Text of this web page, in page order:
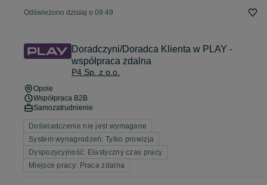
Odświeżono dzisiaj o 09:49
Doradczyni/Doradca Klienta w PLAY -
współpraca zdalna
P4 Sp. z o.o.
Opole
Współpraca B2B
Samozatrudnienie
Doświadczenie nie jest wymagane
System wynagrodzeń: Tylko prowizja
Dyspozycyjność: Elastyczny czas pracy
Miejsce pracy: Praca zdalna